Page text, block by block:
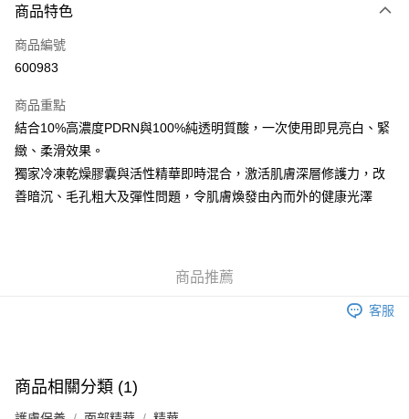
信用卡
Apple Pay
WeChat Pay
送貨方式
JD京東物流，訂單確認發貨後2-4個工作天送達
運費表
商品特色
商品編號
600983
商品重點
結合10%高濃度PDRN與100%純透明質酸，一次使用即見亮白、緊
緻、柔滑效果。
獨家冷凍乾燥膠囊與活性精華即時混合，激活肌膚深層修護力，改
善暗沉、毛孔粗大及彈性問題，令肌膚煥發由內而外的健康光澤
商品推薦
客服
商品相關分類 (1)